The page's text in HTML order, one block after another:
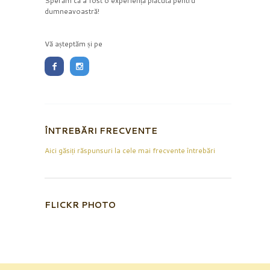
dumneavoastră!
Vă așteptăm și pe
ÎNTREBĂRI FRECVENTE
Aici găsiți răspunsuri la cele mai frecvente întrebări
FLICKR PHOTO